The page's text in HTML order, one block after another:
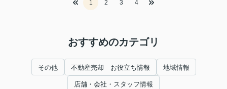
1 2 3 4
おすすめのカテゴリ
その他 不動産売却 お役立ち情報 地域情報
店舗・会社・スタッフ情報